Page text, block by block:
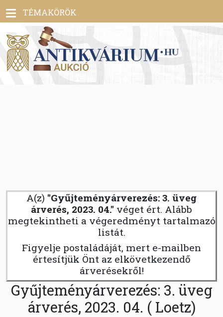
Toggle
navigation
TÉMAKÖRÖK
A(z) "Gyűjteményárverezés: 3. üveg
árverés, 2023. 04." véget ért. Alább
megtekintheti a végeredményt tartalmazó
listát.
Figyelje postaládáját, mert e-mailben
értesítjük Önt az elkövetkezendő
árverésekről!
Gyűjteményárverezés: 3. üveg
árverés, 2023. 04. ( Loetz)